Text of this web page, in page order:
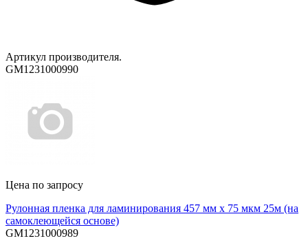
Артикул производителя.
GM1231000990
Цена по запросу
Рулонная пленка для ламинирования 457 мм х 75 мкм 25м (на
самоклеющейся основе)
GM1231000989